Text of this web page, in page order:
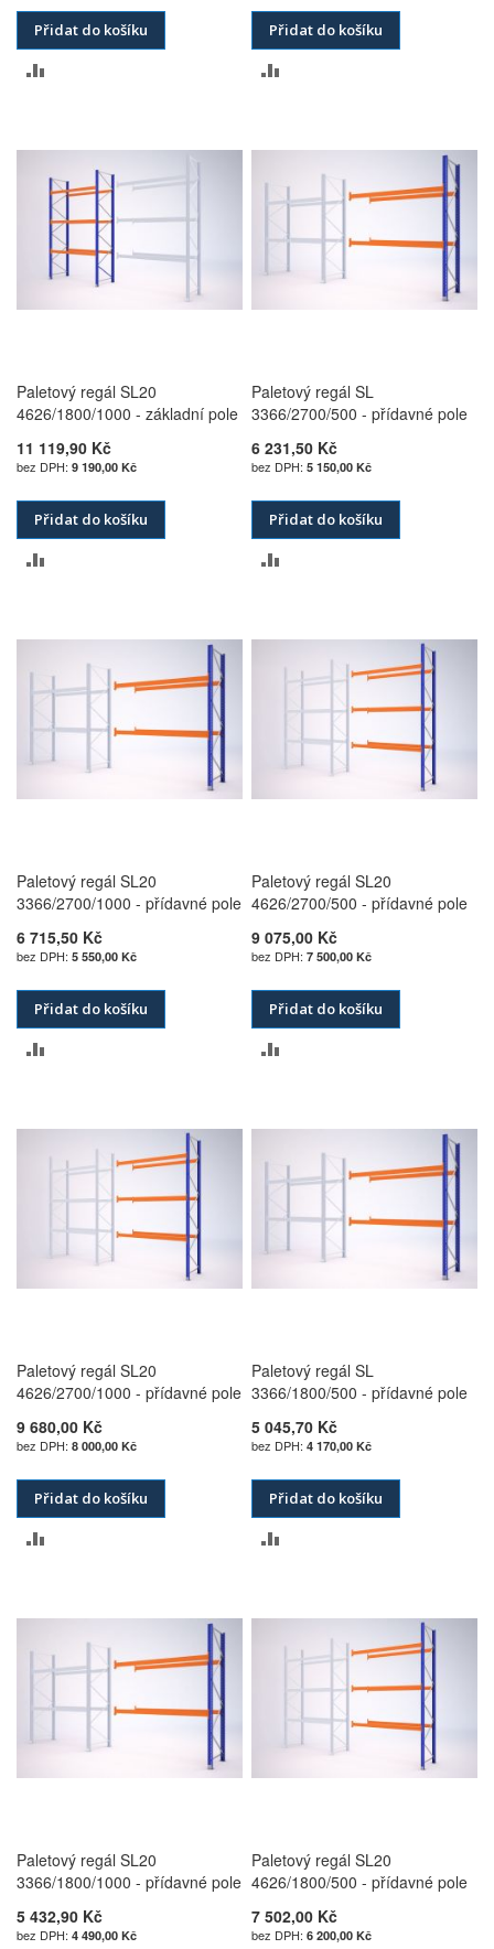
Přidat do košíku
POROVNÁNÍ
Přidat do košíku
POROVNÁNÍ
Paletový regál SL20
4626/1800/1000 - základní pole
11 119,90 Kč
9 190,00 Kč
Přidat do košíku
POROVNÁNÍ
Paletový regál SL
3366/2700/500 - přídavné pole
6 231,50 Kč
5 150,00 Kč
Přidat do košíku
POROVNÁNÍ
Paletový regál SL20
3366/2700/1000 - přídavné pole
6 715,50 Kč
5 550,00 Kč
Přidat do košíku
POROVNÁNÍ
Paletový regál SL20
4626/2700/500 - přídavné pole
9 075,00 Kč
7 500,00 Kč
Přidat do košíku
POROVNÁNÍ
Paletový regál SL20
4626/2700/1000 - přídavné pole
9 680,00 Kč
8 000,00 Kč
Přidat do košíku
POROVNÁNÍ
Paletový regál SL
3366/1800/500 - přídavné pole
5 045,70 Kč
4 170,00 Kč
Přidat do košíku
POROVNÁNÍ
Paletový regál SL20
3366/1800/1000 - přídavné pole
5 432,90 Kč
4 490,00 Kč
Paletový regál SL20
4626/1800/500 - přídavné pole
7 502,00 Kč
6 200,00 Kč